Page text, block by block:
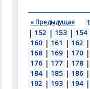
« Предыдущая 1
| 152 | 153 | 154
160 | 161 | 162 |
168 | 169 | 170 |
176 | 177 | 178 |
184 | 185 | 186 |
192 | 193 | 194 |